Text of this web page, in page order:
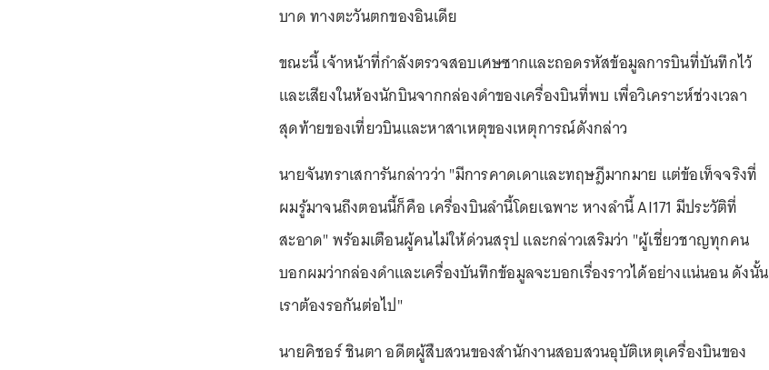
บาด ทางตะวันตกของอินเดีย
ขณะนี้ เจ้าหน้าที่กำลังตรวจสอบเศษซากและถอดรหัสข้อมูลการบินที่บันทึกไว้
และเสียงในห้องนักบินจากกล่องดำของเครื่องบินที่พบ เพื่อวิเคราะห์ช่วงเวลา
สุดท้ายของเที่ยวบินและหาสาเหตุของเหตุการณ์ดังกล่าว
นายจันทราเสการันกล่าวว่า "มีการคาดเดาและทฤษฎีมากมาย แต่ข้อเท็จจริงที่
ผมรู้มาจนถึงตอนนี้ก็คือ เครื่องบินลำนี้โดยเฉพาะ หางลำนี้ AI171 มีประวัติที่
สะอาด" พร้อมเตือนผู้คนไม่ให้ด่วนสรุป และกล่าวเสริมว่า "ผู้เชี่ยวชาญทุกคน
บอกผมว่ากล่องดำและเครื่องบันทึกข้อมูลจะบอกเรื่องราวได้อย่างแน่นอน ดังนั้น
เราต้องรอกันต่อไป"
นายคิชอร์ ชินตา อดีตผู้สืบสวนของสำนักงานสอบสวนอุบัติเหตุเครื่องบินของ